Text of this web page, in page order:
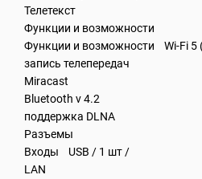
Телетекст
Функции и возможности
Функции и возможности Wi-Fi 5
запись телепередач
Miracast
Bluetooth v 4.2
поддержка DLNA
Разъемы
Входы USB / 1 шт /
LAN